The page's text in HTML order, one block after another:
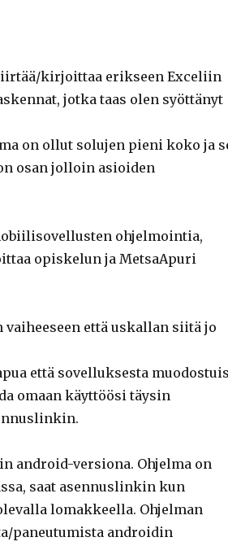
kirjoittaa erikseen Exceliin
jotka taas olen syöttänyt
on ollut solujen pieni koko ja
osan jolloin asioiden
ohjelmointia,
opiskelun ja MetsaApuri
vaiheeseen että uskallan siitä jo
että sovelluksesta
omaan käyttöösi täysin
android-versiona. Ohjelma on
saat asennuslinkin kun
lomakkeella. Ohjelman
paneutumista androidin